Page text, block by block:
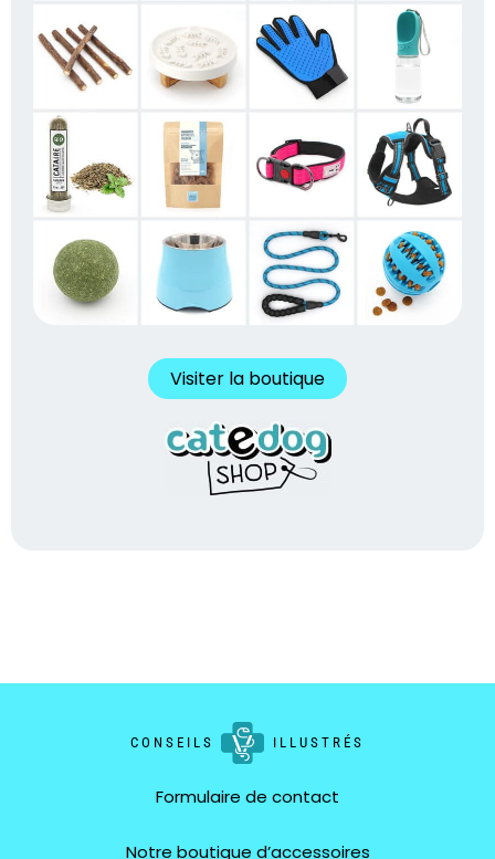
Visiter la boutique
CONSEILS ILLUSTRÉS
Formulaire de contact
Notre boutique d’accessoires